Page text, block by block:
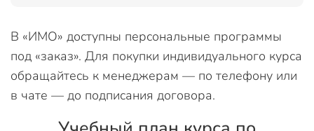
В «ИМО» доступны персональные программы
под «заказ». Для покупки индивидуального курса
обращайтесь к менеджерам — по телефону или
в чате — до подписания договора.